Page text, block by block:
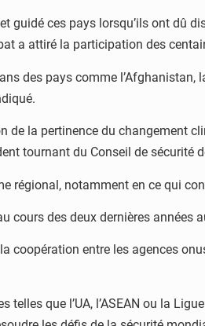
guidé ces pays lorsqu’ils ont dû
a attiré la participation des
des pays comme
la pertinence du changement
tournant du Conseil de sécurité
régional, notamment en ce qui
des deux dernières années
coopération entre les agences
que l’UA, l’ASEAN ou la